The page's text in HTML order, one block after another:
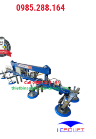
0985.288.164